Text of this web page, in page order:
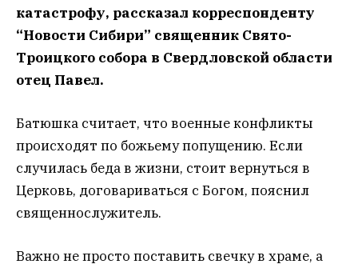
катастрофу, рассказал корреспонденту
“Новости Сибири” священник Свято-
Троицкого собора в Свердловской области
отец Павел.
Батюшка считает, что военные конфликты
происходят по божьему попущению. Если
случилась беда в жизни, стоит вернуться в
Церковь, договариваться с Богом, пояснил
священнослужитель.
Важно не просто поставить свечку в храме, а